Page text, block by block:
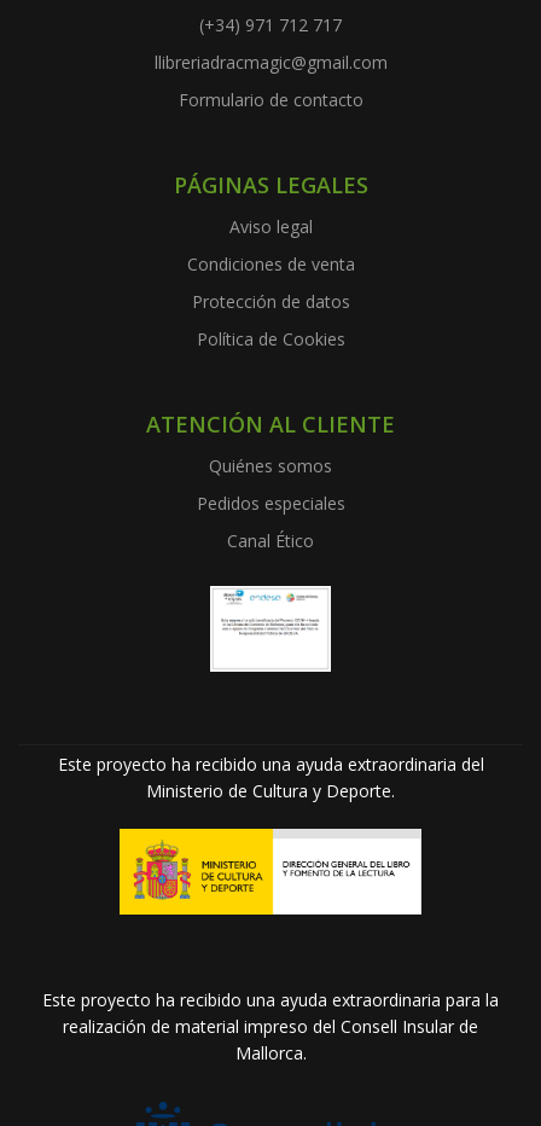
(+34) 971 712 717
llibreriadracmagic@gmail.com
Formulario de contacto
PÁGINAS LEGALES
Aviso legal
Condiciones de venta
Protección de datos
Política de Cookies
ATENCIÓN AL CLIENTE
Quiénes somos
Pedidos especiales
Canal Ético
Este proyecto ha recibido una ayuda extraordinaria del
Ministerio de Cultura y Deporte.
Este proyecto ha recibido una ayuda extraordinaria para la
realización de material impreso del Consell Insular de
Mallorca.